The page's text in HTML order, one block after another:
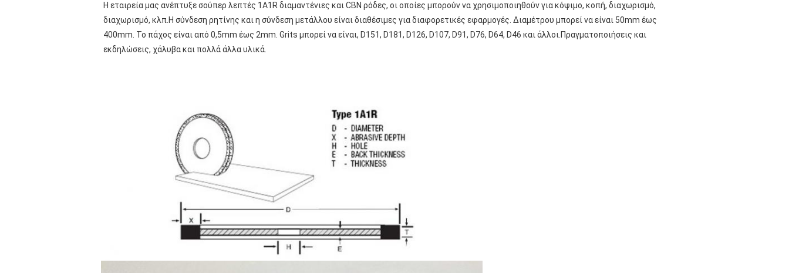
Η εταιρεία μας ανέπτυξε σούπερ λεπτές 1A1R διαμαντένιες και CBN ρόδες, οι οποίες μπορούν να χρησιμοποιηθούν για κόψιμο, κοπή, διαχωρισμό,
διαχωρισμό, κλπ.Η σύνδεση ρητίνης και η σύνδεση μετάλλου είναι διαθέσιμες για διαφορετικές εφαρμογές. Διαμέτρου μπορεί να είναι 50mm έως
400mm. Το πάχος είναι από 0,5mm έως 2mm. Grits μπορεί να είναι, D151, D181, D126, D107, D91, D76, D64, D46 και άλλοι.Πραγματοποιήσεις και
εκδηλώσεις, χάλυβα και πολλά άλλα υλικά.